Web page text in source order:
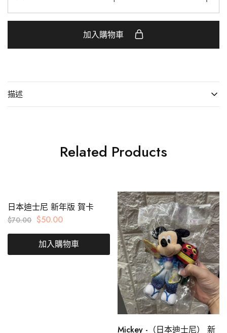
加入購物車
描述
Related Products
日本迪士尼 新年版 賀卡
$70.00 $50.00
加入購物車
Mickey -（日本迪士尼） 新